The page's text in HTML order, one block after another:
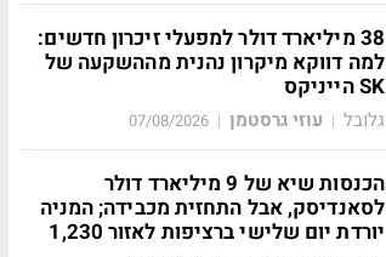
38 מיליארד דולר למפעלי זיכרון חדשים:
למה דווקא מיקרון נהנית מההשקעה של
SK הייניקס
גלובל | עוזי גרסטמן |
07/08/2026
הכנסות שיא של 9 מיליארד דולר
לסאנדיסק, אבל התחזית מכבידה; המניה
יורדת יום שלישי ברציפות לאזור 1,230